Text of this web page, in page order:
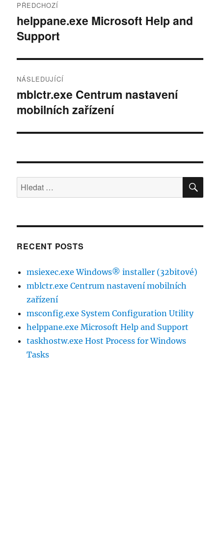
navigation
PŘEDCHOZÍ
Předchozí
příspěvek:
helppane.exe Microsoft Help and
Support
NÁSLEDUJÍCÍ
Následující
příspěvek:
mblctr.exe Centrum nastavení
mobilních zařízení
Hledat:
RECENT POSTS
msiexec.exe Windows® installer (32bitové)
mblctr.exe Centrum nastavení mobilních
zařízení
msconfig.exe System Configuration Utility
helppane.exe Microsoft Help and Support
taskhostw.exe Host Process for Windows
Tasks